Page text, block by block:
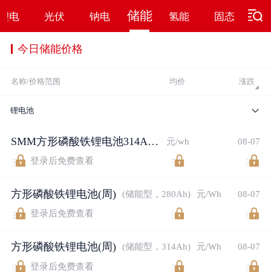
电 光伏 钠电 储能 氢能 固态 硅
今日储能价格
名称/价格范围 均价 涨跌
锂电池
SMM方形磷酸铁锂电池314Ah指数 元/wh 08-07
登录后免费查看
方形磷酸铁锂电池(周) (储能型，280Ah) 元/Wh 08-07
登录后免费查看
方形磷酸铁锂电池(周) (储能型，314Ah) 元/Wh 08-07
登录后免费查看